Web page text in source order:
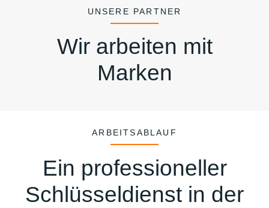
UNSERE PARTNER
Wir arbeiten mit
Marken
ARBEITSABLAUF
Ein professioneller
Schlüsseldienst in der